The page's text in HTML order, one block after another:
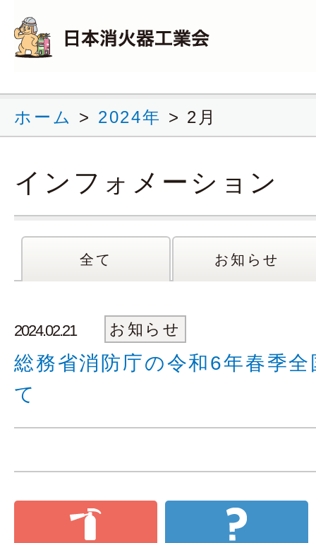
ホーム > 2024年 > 2月
インフォメーション
全て お知らせ
2024.02.21 お知らせ
総務省消防庁の令和6年春季
て